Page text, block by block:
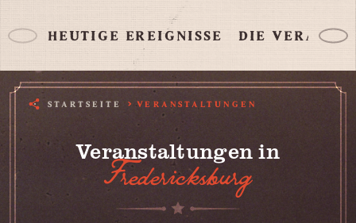
HEUTIGE EREIGNISSE DIE
STARTSEITE VERANSTALTUNGEN
Veranstaltungen in
Fredericksburg